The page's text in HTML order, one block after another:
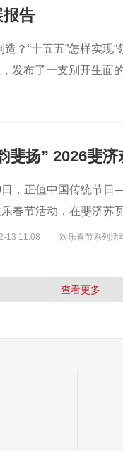
报告
？“十五五”怎样实现
发布了一支别开生面
，正值中国传统节日
春节活动，在斐济苏
13 11:08 欢乐春节系列活
查看更多